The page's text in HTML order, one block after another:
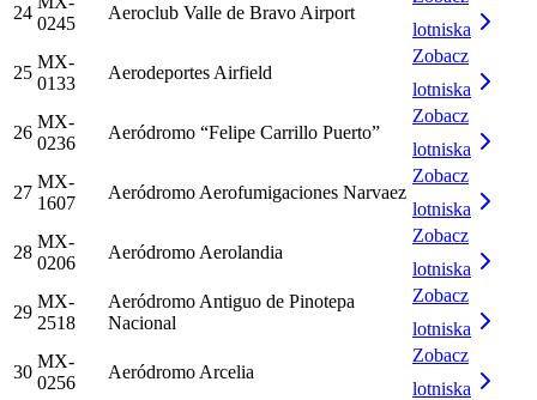
24
0245
Aeroclub Valle de Bravo Airport
lotniska
25
MX-
0133
Aerodeportes Airfield
Zobacz
lotniska
26
MX-
0236
Aeródromo “Felipe Carrillo Puerto”
Zobacz
lotniska
27
MX-
1607
Aeródromo Aerofumigaciones Narvaez
Zobacz
lotniska
28
MX-
0206
Aeródromo Aerolandia
Zobacz
lotniska
29
MX-
2518
Aeródromo Antiguo de Pinotepa
Nacional
Zobacz
lotniska
30
MX-
0256
Aeródromo Arcelia
Zobacz
lotniska